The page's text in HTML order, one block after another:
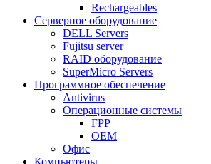
Rechargeables
Серверное оборудование
DELL Servers
Fujitsu server
RAID оборудование
SuperMicro Servers
Программное обеспечение
Antivirus
Операционные системы
FPP
OEM
Офис
Компьютеры